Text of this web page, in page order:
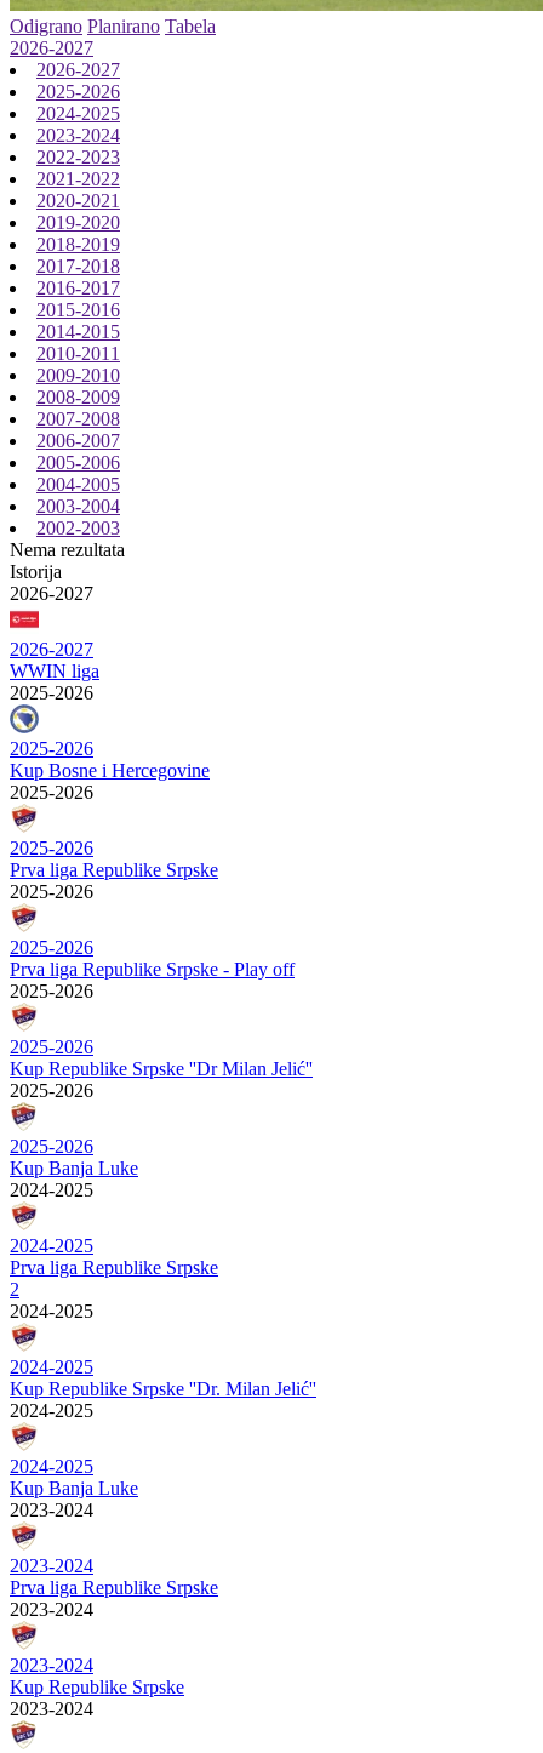
Odigrano Planirano Tabela
2026-2027
2026-2027
2025-2026
2024-2025
2023-2024
2022-2023
2021-2022
2020-2021
2019-2020
2018-2019
2017-2018
2016-2017
2015-2016
2014-2015
2010-2011
2009-2010
2008-2009
2007-2008
2006-2007
2005-2006
2004-2005
2003-2004
2002-2003
Nema rezultata
Istorija
2026-2027
2026-2027
WWIN liga
2025-2026
2025-2026
Kup Bosne i Hercegovine
2025-2026
2025-2026
Prva liga Republike Srpske
2025-2026
2025-2026
Prva liga Republike Srpske - Play off
2025-2026
2025-2026
Kup Republike Srpske ''Dr Milan Jelić''
2025-2026
2025-2026
Kup Banja Luke
2024-2025
2024-2025
Prva liga Republike Srpske
2
2024-2025
2024-2025
Kup Republike Srpske ''Dr. Milan Jelić''
2024-2025
2024-2025
Kup Banja Luke
2023-2024
2023-2024
Prva liga Republike Srpske
2023-2024
2023-2024
Kup Republike Srpske
2023-2024